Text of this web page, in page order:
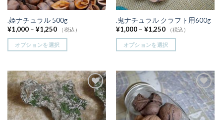
.姫ナチュラル 500g
¥1,000– ¥1,250 （税込）
オプションを選択
.鬼ナチュラル クラフト用600g
¥1,000– ¥1,250 （税込）
オプションを選択
お気
に入
りに
追加
お気
に入
りに
追加